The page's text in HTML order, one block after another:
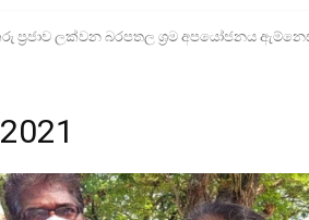
ලක්වන බරපතල ශ්‍රම අපයෝජනය